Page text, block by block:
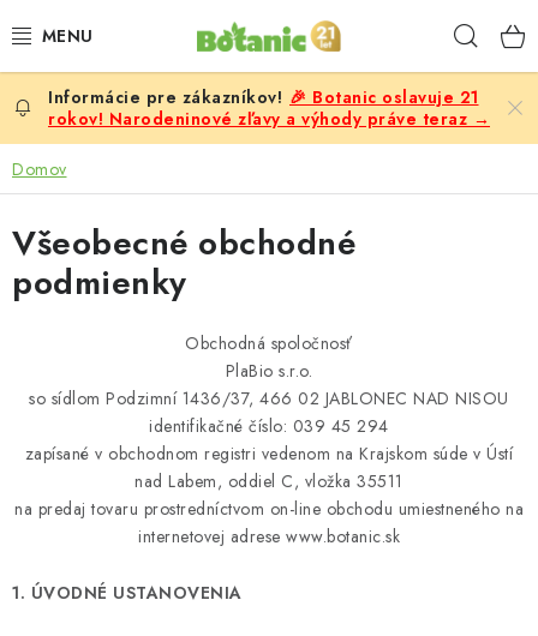
na
PREMIUM
DOPLNKY STRAVY
CIELE
POTRAVINY A NÁPOJE
OSTATNÉ
🎉 Botanic oslavuje 21
rokov! Narodeninové zľavy a výhody práve teraz →
Domov
Všeobecné obchodné
podmienky
Obchodná spoločnosť
PlaBio s.r.o.
so sídlom Podzimní 1436/37, 466 02 JABLONEC NAD NISOU
identifikačné číslo: 039 45 294
zapísané v obchodnom registri vedenom na Krajskom súde v Ústí
nad Labem, oddiel C, vložka 35511
na predaj tovaru prostredníctvom on-line obchodu umiestneného na
internetovej adrese www.botanic.sk
1. ÚVODNÉ USTANOVENIA